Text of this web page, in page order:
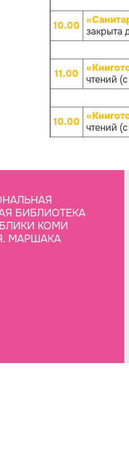
10.00 закрыта
11.00
чтений
10.00 чтений
БИБЛИОТЕКА
КОМИ
МАРШАКА